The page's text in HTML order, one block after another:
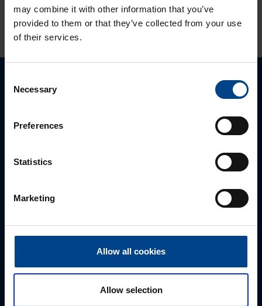
may combine it with other information that you’ve
provided to them or that they’ve collected from your use
of their services.
Selection
Necessary
Preferences
Statistics
Marketing
Allow all cookies
Allow selection
Ota yhteyttä!
Autamme mielellämme, jotta löydämme sinulle
ALUEMYYNTIPÄÄLLIKKÖ, LÄNSI-SUOMI